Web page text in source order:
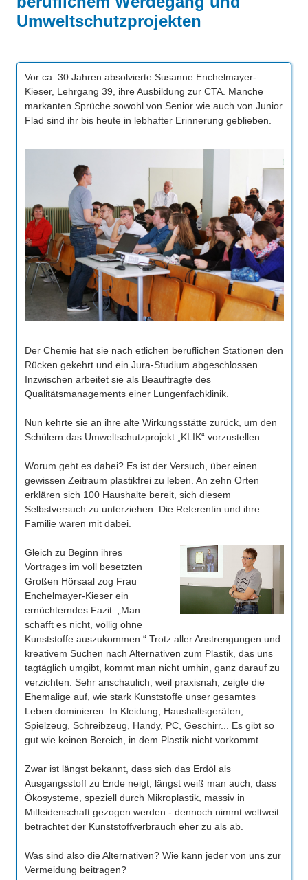
Über uns
Projekte
Eduthek
QM-Zertifizierung nach SGB III / AZAV
Unsere Linktipps
Pressearchiv
Umweltschutzprojekten
Vor ca. 30 Jahren absolvierte Susanne Enchelmayer-
Kieser, Lehrgang 39, ihre Ausbildung zur CTA. Manche
markanten Sprüche sowohl von Senior wie auch von Junior
Flad sind ihr bis heute in lebhafter Erinnerung geblieben.
Der Chemie hat sie nach etlichen beruflichen Stationen den
Rücken gekehrt und ein Jura-Studium abgeschlossen.
Inzwischen arbeitet sie als Beauftragte des
Qualitätsmanagements einer Lungenfachklinik.
Nun kehrte sie an ihre alte Wirkungsstätte zurück, um den
Schülern das Umweltschutzprojekt „KLIK“ vorzustellen.
Worum geht es dabei? Es ist der Versuch, über einen
gewissen Zeitraum plastikfrei zu leben. An zehn Orten
erklären sich 100 Haushalte bereit, sich diesem
Selbstversuch zu unterziehen. Die Referentin und ihre
Familie waren mit dabei.
Gleich zu Beginn ihres
Vortrages im voll besetzten
Großen Hörsaal zog Frau
Enchelmayer-Kieser ein
ernüchterndes Fazit: „Man
schafft es nicht, völlig ohne
Kunststoffe auszukommen.“ Trotz aller Anstrengungen und
kreativem Suchen nach Alternativen zum Plastik, das uns
tagtäglich umgibt, kommt man nicht umhin, ganz darauf zu
verzichten. Sehr anschaulich, weil praxisnah, zeigte die
Ehemalige auf, wie stark Kunststoffe unser gesamtes
Leben dominieren. In Kleidung, Haushaltsgeräten,
Spielzeug, Schreibzeug, Handy, PC, Geschirr... Es gibt so
gut wie keinen Bereich, in dem Plastik nicht vorkommt.
Zwar ist längst bekannt, dass sich das Erdöl als
Ausgangsstoff zu Ende neigt, längst weiß man auch, dass
Ökosysteme, speziell durch Mikroplastik, massiv in
Mitleidenschaft gezogen werden - dennoch nimmt weltweit
betrachtet der Kunststoffverbrauch eher zu als ab.
Was sind also die Alternativen? Wie kann jeder von uns zur
Vermeidung beitragen?